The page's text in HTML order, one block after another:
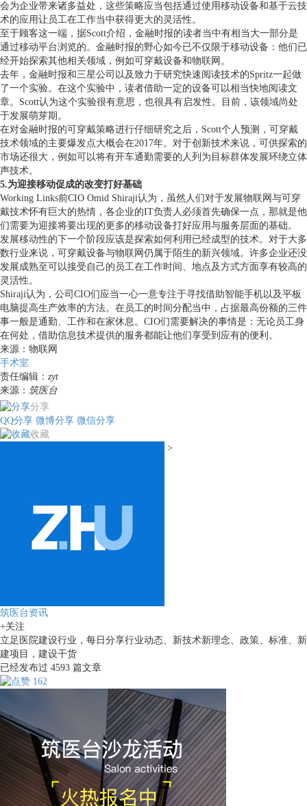
会为企业带来诸多益处，这些策略应当包括通过使用移动设备和基于云技
术的应用让员工在工作当中获得更大的灵活性。
至于顾客这一端，据Scott介绍，金融时报的读者当中有相当大一部分是
通过移动平台浏览的。金融时报的野心如今已不仅限于移动设备：他们已
经开始探索其他相关领域，例如可穿戴设备和物联网。
去年，金融时报和三星公司以及致力于研究快速阅读技术的Spritz一起做
了一个实验。在这个实验中，读者借助一定的设备可以相当快地阅读文
章。Scott认为这个实验很有意思，也很具有启发性。目前，该领域尚处
于发展萌芽期。
在对金融时报的可穿戴策略进行仔细研究之后，Scott个人预测，可穿戴
技术领域的主要爆发点大概会在2017年。对于创新技术来说，可供探索的
市场还很大，例如可以将有开车通勤需要的人列为目标群体发展环绕立体
声技术。
5.为迎接移动促成的改变打好基础
Working Links前CIO Omid Shiraji认为，虽然人们对于发展物联网与可穿
戴技术怀有巨大的热情，各企业的IT负责人必须首先确保一点，那就是他
们需要为迎接将要出现的更多的移动设备打好应用与服务层面的基础。
发展移动性的下一个阶段应该是探索如何利用已经成型的技术。对于大多
数行业来说，可穿戴设备与物联网仍属于陌生的新兴领域。许多企业还没
发展成熟至可以接受自己的员工在工作时间、地点及方式方面享有较高的
灵活性。
Shiraji认为，公司CIO们应当一心一意专注于寻找借助智能手机以及平板
电脑提高生产效率的方法。在员工的时间分配当中，占据最高份额的三件
事一般是通勤、工作和在家休息。CIO们需要解决的事情是：无论员工身
在何处，借助信息技术提供的服务都能让他们享受到应有的便利。
来源：物联网
手术室
责任编辑： zyt
来源： 筑医台
分享
QQ分享 微博分享 微信分享
收藏
>
筑医台资讯
+关注
立足医院建设行业，每日分享行业动态、新技术新理念、政策、标准、新
建项目，建设干货
已经发布过 4593 篇文章
162